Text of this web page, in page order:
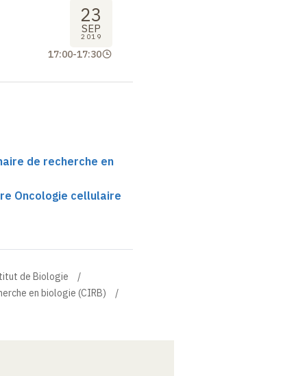
23
SEP
2019
17:00-17:30
de recherche en
Oncologie cellulaire
de Biologie
en biologie (CIRB)